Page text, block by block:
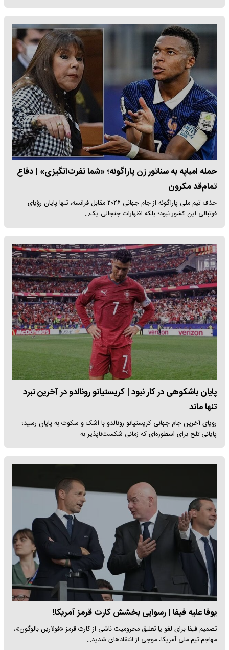
حمله امباپه به سناتور زن پاراگوئه؛ «شما نفرت‌انگیزی» | دفاع
تمام‌قد مکرون
حذف تیم ملی پاراگوئه از جام جهانی ۲۰۲۶ مقابل فرانسه، تنها پایان رؤیای
فوتبالی این کشور نبود؛ بلکه اظهارات جنجالی یک…
پایان باشکوهی در کار نبود | کریستیانو رونالدو در آخرین نبرد
تنها ماند
رویای آخرین جام جهانی کریستیانو رونالدو با اشک و سکوت به پایان رسید؛
پایانی تلخ برای اسطوره‌ای که زمانی شکست‌ناپذیر به…
یوفا علیه فیفا | رسوایی بخشش کارت قرمز آمریکا!
تصمیم فیفا برای لغو یا تعلیق محرومیت ناشی از کارت قرمز «فولارین بالوگون»،
مهاجم تیم ملی آمریکا، موجی از انتقادهای شدید…